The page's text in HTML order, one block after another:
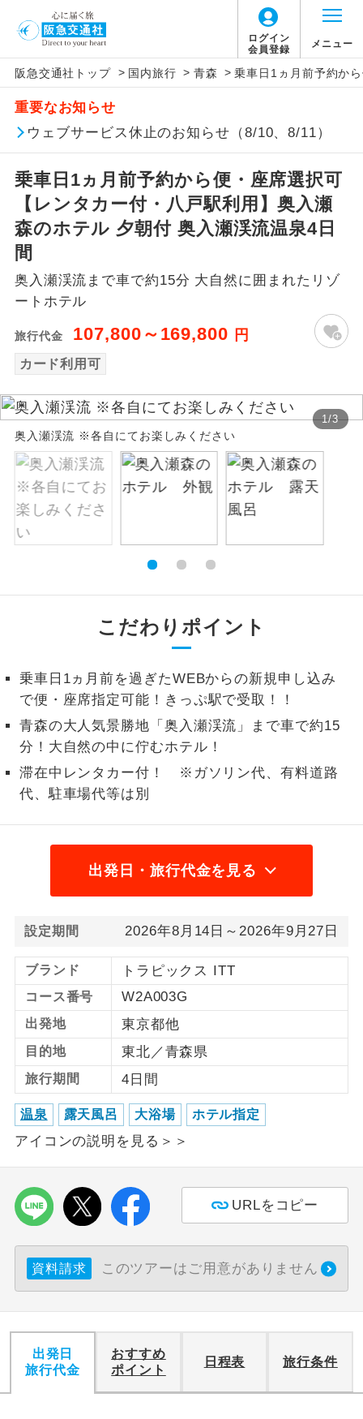
ログイン
会員登録
メニュー
阪急交通社トップ > 国内旅行 > 青森 > 乗車日1ヵ月前予約か
重要なお知らせ
ウェブサービス休止のお知らせ（8/10、8/11）
乗車日1ヵ月前予約から便・座席選択可
【レンタカー付・八戸駅利用】奥入瀬
森のホテル 夕朝付 奥入瀬渓流温泉4日
間
奥入瀬渓流まで車で約15分 大自然に囲まれたリゾ
ートホテル
旅行代金 107,800～169,800 円
カード利用可
1/3
奥入瀬渓流 ※各自にてお楽しみください
こだわりポイント
乗車日1ヵ月前を過ぎたWEBからの新規申し込み
で便・座席指定可能！きっぷ駅で受取！！
青森の大人気景勝地「奥入瀬渓流」まで車で約15
分！大自然の中に佇むホテル！
滞在中レンタカー付！ ※ガソリン代、有料道路
代、駐車場代等は別
出発日・旅行代金を見る
設定期間 2026年8月14日～2026年9月27日
ブランド トラピックス ITT
コース番号 W2A003G
出発地 東京都他
目的地 東北／青森県
旅行期間 4日間
温泉 露天風呂 大浴場 ホテル指定
アイコンの説明を見る＞＞
URLをコピー
資料請求 このツアーはご用意がありません
出発日
旅行代金
おすすめ
ポイント
日程表 旅行条件
アイコン 説明
添乗員同行
往路出発空港（駅）から復路到着空港
（駅）まで同行します。
現地添乗員同
行
現地到着空港（駅）から最終日出発空港
（駅）まで添乗員が同行します。
バスガイド乗
務
バスガイドが乗務し、車内での観光案内
新コース
世界遺産
ユネスコに登録されている文化遺産や自
絶景 絶景スポットに立ち寄るコースです。
温泉 温泉地にも宿泊するコースです。
露天風呂
ご宿泊ホテルに露天風呂が付いていま
す。
事の心配はいりません。（機内食を除
お部屋にてゆっくりとお召し上がりいた
トラベルイヤ
ホン
周りの音を気にせず、ガイドさんの説明
をじっくり聞くことができます。
1名様から出発可能な個人型プランで
す。
2名様から出発可能な個人型プランで
す。
スです。
金
コースです。
ご夫婦限定
ご夫婦限定でご参加いただけるコースで
す。
女性限定
女性限定でご参加いただけるコースで
す。
年齢制限あり
ご参加にあたり年齢に制限があるコース
です。
航空会社指定
利用航空会社が指定なので、ご出発の計
画にとても便利です。
す。
おひとり様バ
おひとり様でバス席を2席利⽤できま
す。